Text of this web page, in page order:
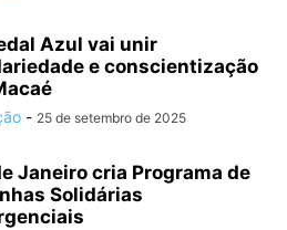
Azul vai unir
e conscientização
- 25 de setembro de 2025
Janeiro cria Programa de
Solidárias